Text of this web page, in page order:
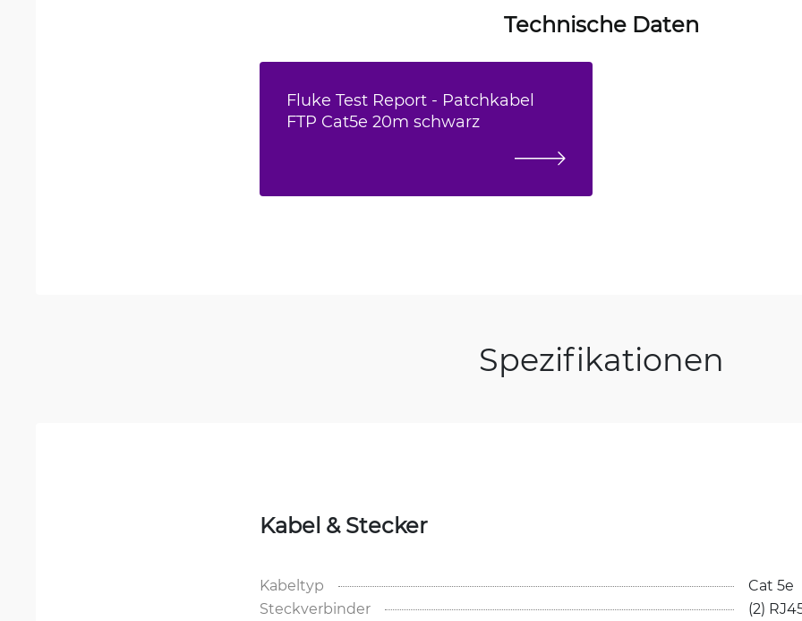
Technische Daten
Fluke Test Report - Patchkabel
FTP Cat5e 20m schwarz
Spezifikationen
Kabel & Stecker
Kabeltyp
Cat 5e
Steckverbinder
(2)